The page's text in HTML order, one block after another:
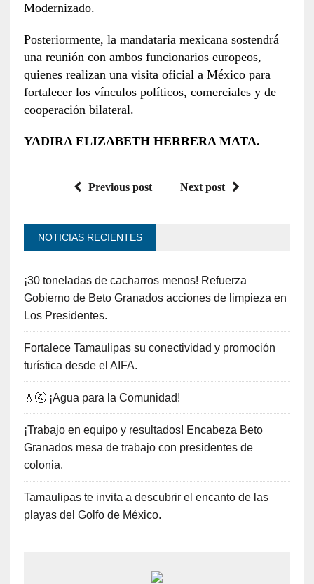
Modernizado.
Posteriormente, la mandataria mexicana sostendrá
una reunión con ambos funcionarios europeos,
quienes realizan una visita oficial a México para
fortalecer los vínculos políticos, comerciales y de
cooperación bilateral.
YADIRA ELIZABETH HERRERA MATA.
Previous post Next post
NOTICIAS RECIENTES
¡30 toneladas de cacharros menos! Refuerza
Gobierno de Beto Granados acciones de limpieza en
Los Presidentes.
Fortalece Tamaulipas su conectividad y promoción
turística desde el AIFA.
💧🚰 ¡Agua para la Comunidad!
¡Trabajo en equipo y resultados! Encabeza Beto
Granados mesa de trabajo con presidentes de
colonia.
Tamaulipas te invita a descubrir el encanto de las
playas del Golfo de México.